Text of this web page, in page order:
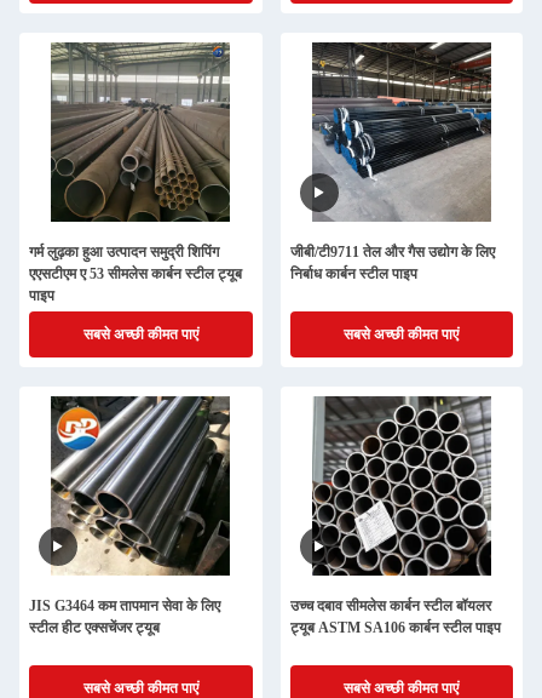
गर्म लुढ़का हुआ उत्पादन समुद्री शिपिंग
एएसटीएम ए 53 सीमलेस कार्बन स्टील ट्यूब
पाइप
सबसे अच्छी कीमत पाएं
जीबी/टी9711 तेल और गैस उद्योग के लिए
निर्बाध कार्बन स्टील पाइप
सबसे अच्छी कीमत पाएं
JIS G3464 कम तापमान सेवा के लिए
स्टील हीट एक्सचेंजर ट्यूब
सबसे अच्छी कीमत पाएं
उच्च दबाव सीमलेस कार्बन स्टील बॉयलर
ट्यूब ASTM SA106 कार्बन स्टील पाइप
सबसे अच्छी कीमत पाएं